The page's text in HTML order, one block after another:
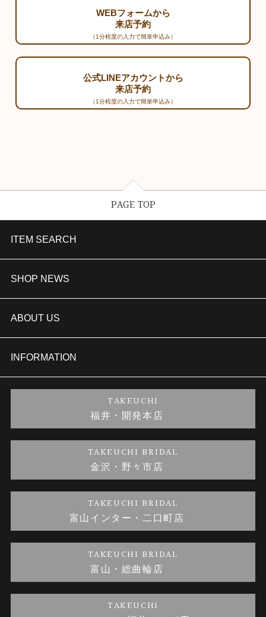
WEBフォームから
来店予約
（1分程度の入力で簡単申込み）
公式LINEアカウントから
来店予約
（1分程度の入力で簡単申込み）
PAGE TOP
ITEM SEARCH
婚約指輪
結婚指輪
セットリング
婚約ネックレス
金・プラチナのお取引
SHOP NEWS
TAKEUCHI BRIDAL金沢本店情報
商品一覧
ブランドリスト
金澤指輪工房｜手作りペアリング
金澤指輪工房｜手作り結婚指輪 and 婚約指輪
金澤指輪工房｜手作り婚約指輪プロポーズプラン
ABOUT US
会社概要
お客様の声
INFORMATION
プライバシーポリシー
TAKEUCHI
福井・開発本店
TAKEUCHI BRIDAL
金沢・野々市店
TAKEUCHI BRIDAL
富山インター・二口町店
TAKEUCHI BRIDAL
富山・総曲輪店
TAKEUCHI